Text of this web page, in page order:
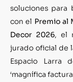
soluciones para
con el Premio al
Decor 2026, el
jurado oficial de
Espacio Larra
‘magnífica